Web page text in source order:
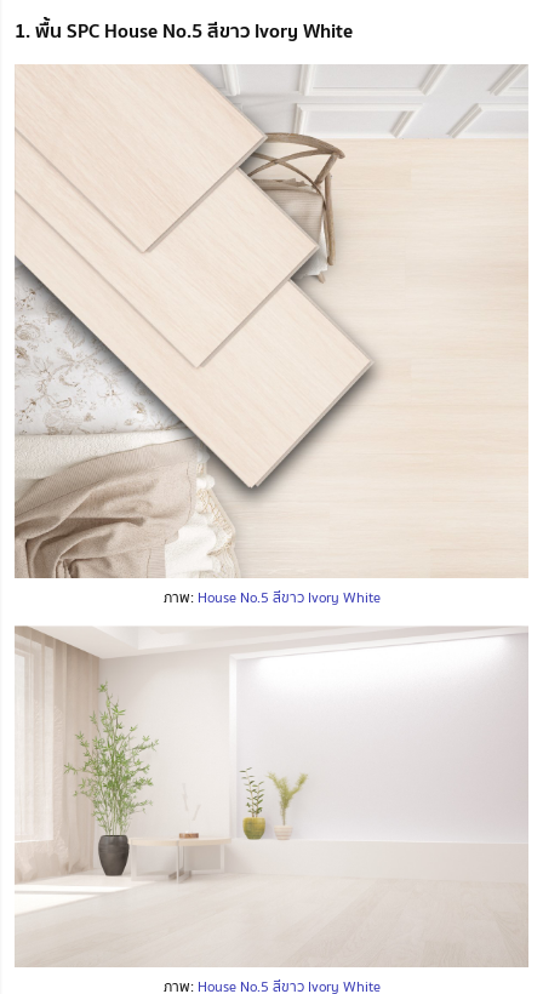
1. พื้น SPC House No.5 สีขาว Ivory White
ภาพ: House No.5 สีขาว Ivory White
ภาพ: House No.5 สีขาว Ivory White